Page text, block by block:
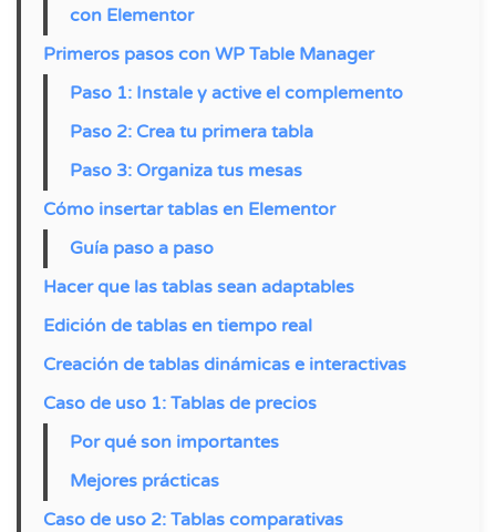
con Elementor
Primeros pasos con WP Table Manager
Paso 1: Instale y active el complemento
Paso 2: Crea tu primera tabla
Paso 3: Organiza tus mesas
Cómo insertar tablas en Elementor
Guía paso a paso
Hacer que las tablas sean adaptables
Edición de tablas en tiempo real
Creación de tablas dinámicas e interactivas
Caso de uso 1: Tablas de precios
Por qué son importantes
Mejores prácticas
Caso de uso 2: Tablas comparativas